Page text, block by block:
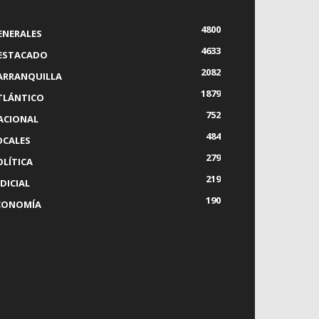
4800
4633
2082
1879
752
484
279
219
190